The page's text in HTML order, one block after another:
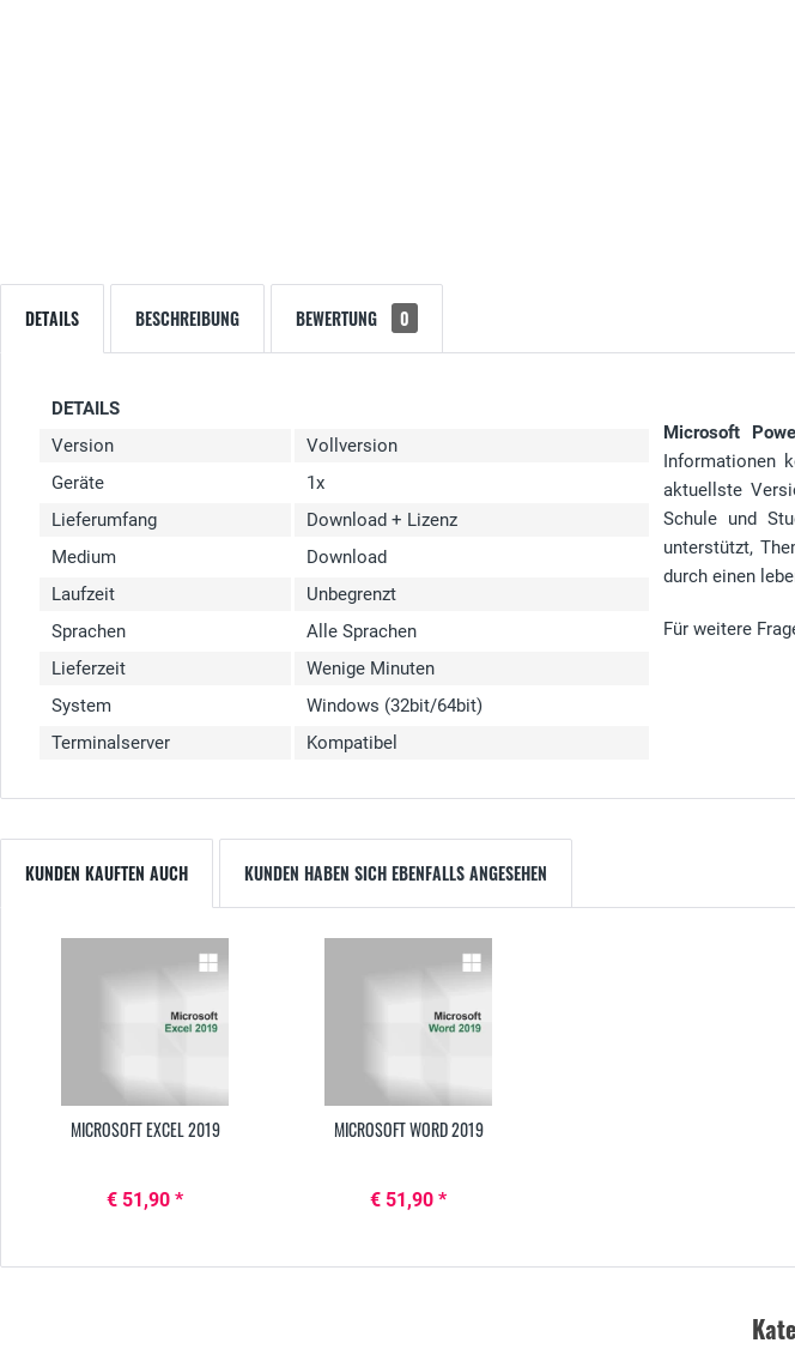
DETAILS BESCHREIBUNG BEWERTUNG 0
DETAILS
Version
Vollversion
Geräte
1x
Lieferumfang
Download + Lizenz
Medium
Download
Laufzeit
Unbegrenzt
Sprachen
Alle Sprachen
Lieferzeit
Wenige Minuten
System
Windows (32bit/64bit)
Terminalserver
Kompatibel
Microsoft
Informationen
aktuellste
Schule und
unterstützt,
durch einen
Für weitere
KUNDEN KAUFTEN AUCH KUNDEN HABEN SICH EBENFALLS ANGESEHEN
MICROSOFT EXCEL 2019
€ 51,90 *
MICROSOFT WORD 2019
€ 51,90 *